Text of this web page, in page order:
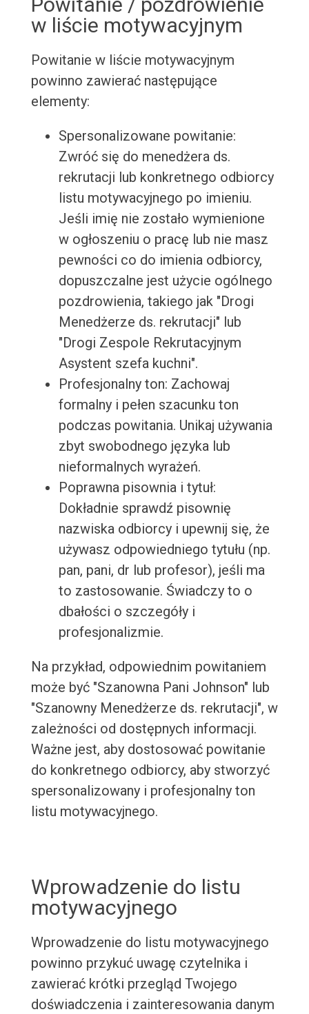
w liście motywacyjnym
Powitanie w liście motywacyjnym
powinno zawierać następujące
elementy:
Spersonalizowane powitanie:
Zwróć się do menedżera ds.
rekrutacji lub konkretnego odbiorcy
listu motywacyjnego po imieniu.
Jeśli imię nie zostało wymienione
w ogłoszeniu o pracę lub nie masz
pewności co do imienia odbiorcy,
dopuszczalne jest użycie ogólnego
pozdrowienia, takiego jak "Drogi
Menedżerze ds. rekrutacji" lub
"Drogi Zespole Rekrutacyjnym
Asystent szefa kuchni".
Profesjonalny ton: Zachowaj
formalny i pełen szacunku ton
podczas powitania. Unikaj używania
zbyt swobodnego języka lub
nieformalnych wyrażeń.
Poprawna pisownia i tytuł:
Dokładnie sprawdź pisownię
nazwiska odbiorcy i upewnij się, że
używasz odpowiedniego tytułu (np.
pan, pani, dr lub profesor), jeśli ma
to zastosowanie. Świadczy to o
dbałości o szczegóły i
profesjonalizmie.
Na przykład, odpowiednim powitaniem
może być "Szanowna Pani Johnson" lub
"Szanowny Menedżerze ds. rekrutacji", w
zależności od dostępnych informacji.
Ważne jest, aby dostosować powitanie
do konkretnego odbiorcy, aby stworzyć
spersonalizowany i profesjonalny ton
listu motywacyjnego.
Wprowadzenie do listu
motywacyjnego
Wprowadzenie do listu motywacyjnego
powinno przykuć uwagę czytelnika i
zawierać krótki przegląd Twojego
doświadczenia i zainteresowania danym